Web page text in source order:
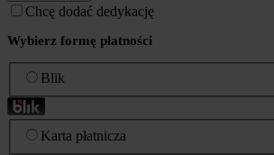
Chcę dodać dedykację
Wybierz formę płatności
Blik
Karta płatnicza